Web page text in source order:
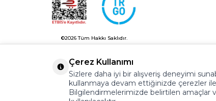
©2026 Tüm Hakkı Saklıdır.
ayakkabıonline.com
Çerez Kullanımı
Sizlere daha iyi bir alışveriş deneyimi
kullanmaya devam ettiğinizde çerezler
Bilgilendirmelerimizde belirtilen amaçlar